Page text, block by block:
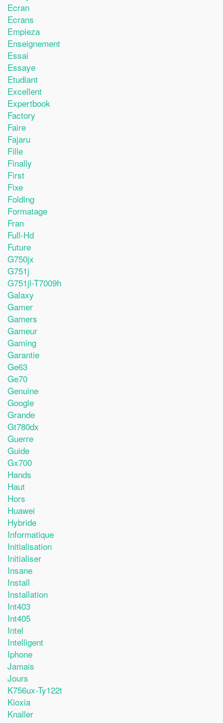
Ecran
Ecrans
Empieza
Enseignement
Essai
Essaye
Etudiant
Excellent
Expertbook
Factory
Faire
Fajaru
Fille
Finally
First
Fixe
Folding
Formatage
Fran
Full-Hd
Future
G750jx
G751j
G751jl-T7009h
Galaxy
Gamer
Gamers
Gameur
Gaming
Garantie
Ge63
Ge70
Genuine
Google
Grande
Gt780dx
Guerre
Guide
Gx700
Hands
Haut
Hors
Huawei
Hybride
Informatique
Initialisation
Initialiser
Insane
Install
Installation
Int403
Int405
Intel
Intelligent
Iphone
Jamais
Jours
K756ux-Ty122t
Kioxia
Knaller